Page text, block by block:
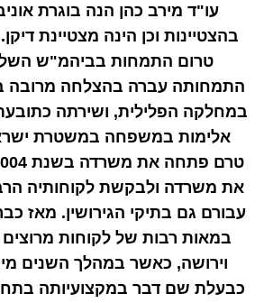
עו"ד מירב כהן הנה בוגרת
בהצטיינות וכן הינה מצטיינת
טרום התמחות בביהמ"ש
התמחותה עברה בהצלחה מרובה
במחלקה הפלילית, ושירתה
אלימות במשפחה במשטרת
את משרדה ולבקשת לקוחותיה
עבורם גם בתיקי הגירושין. מאז
במאות רבות של לקוחות
וירושה, כאשר במהלך השנים
כבעלת שם דבר במקצועיותה